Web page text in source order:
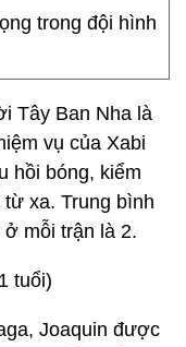
trong đội hình
Tây Ban Nha là
vụ của Xabi
hồi bóng, kiểm
xa. Trung bình
ở mỗi trận là 2.
tuổi)
Joaquin được